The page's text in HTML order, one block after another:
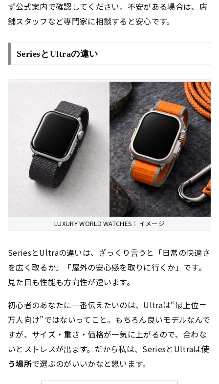
ず公式案内で確認してください。不安がある場合は、店
舗スタッフなど専門家に相談すると安心です。
SeriesとUltraの違い
LUXURY WORLD WATCHES：イメージ
SeriesとUltraの違いは、ざっくり言うと「日常の快適さ
を広く取るか」「屋外の安心感を取りに行くか」です。
見た目も性能も方向性が違います。
初心者のあなたに一番伝えたいのは、Ultraは“最上位＝
万人向け”ではないってこと。もちろん良いモデルなんで
すが、サイズ・重さ・価格が一気に上がるので、合わな
いとストレスが出ます。だから私は、SeriesとUltraは使
う場所で選ぶのがいいかなと思います。